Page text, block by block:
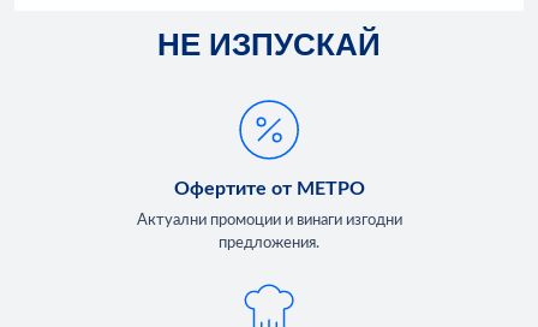
НЕ ИЗПУСКАЙ
Офертите от МЕТРО
Актуални промоции и винаги изгодни
предложения.